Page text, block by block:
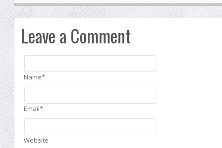
Leave a Comment
Name*
Email*
Website